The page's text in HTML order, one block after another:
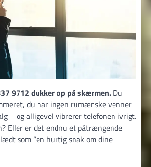
9712 dukker op på skærmen. Du
du har ingen rumænske venner
– og alligevel vibrerer telefonen ivrigt.
Eller er det endnu et påtrængende
som “en hurtig snak om dine